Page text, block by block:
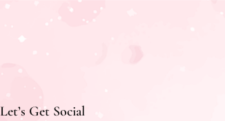
Let’s Get Social